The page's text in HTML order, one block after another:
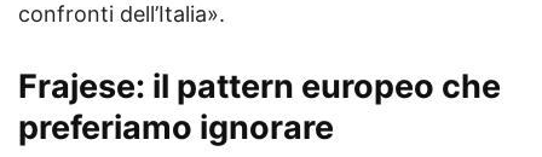
confronti dell’Italia».
Frajese: il pattern europeo che
preferiamo ignorare